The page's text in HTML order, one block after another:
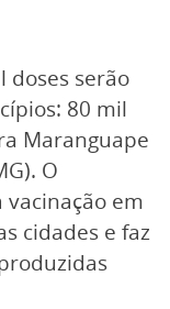
doses serão
80 mil
Maranguape
O
em
cidades e faz